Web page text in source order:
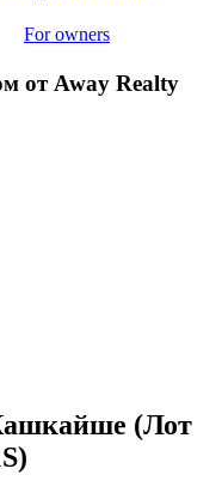
For owners
от Away Realty
(Лот